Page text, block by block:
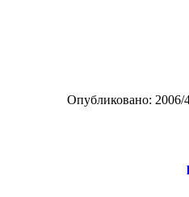
Опубликовано: 2006/